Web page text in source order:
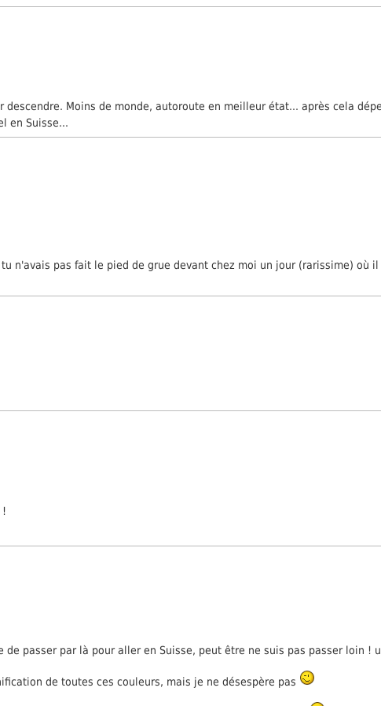
Moins de monde, autoroute en meilleur état... après cela
en Suisse...
n'avais pas fait le pied de grue devant chez moi un jour (rarissime) où
!
de passer par là pour aller en Suisse, peut être ne suis pas passer loin !
de toutes ces couleurs, mais je ne désespère pas